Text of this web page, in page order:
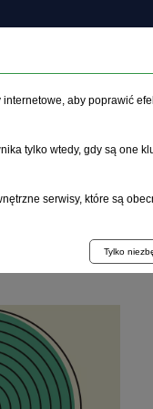
O
aby poprawić
tylko wtedy, gdy są one
serwisy, które są
Tylko